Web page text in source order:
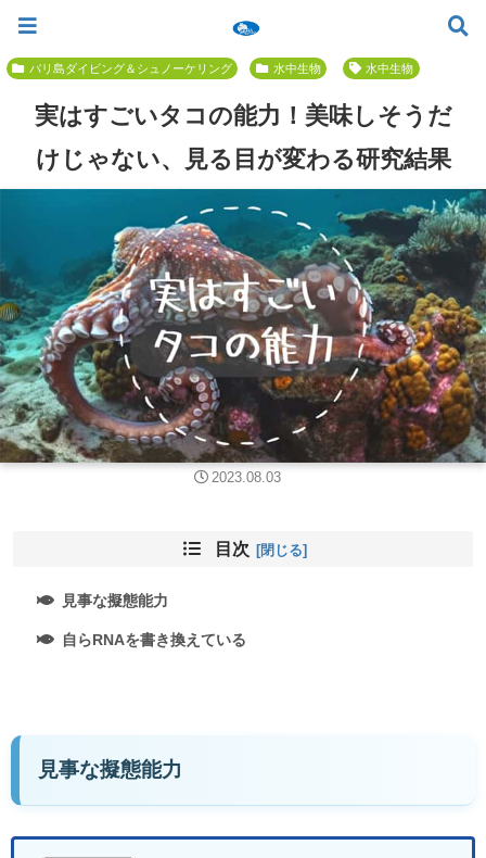
バリ島でいちばん優しい初心者専門 ≫
バリ島ダイビング＆シュノーケリング 水中生物 水中生物
実はすごいタコの能力！美味しそうだ
けじゃない、見る目が変わる研究結果
2023.08.03
目次
見事な擬態能力
自らRNAを書き換えている
見事な擬態能力